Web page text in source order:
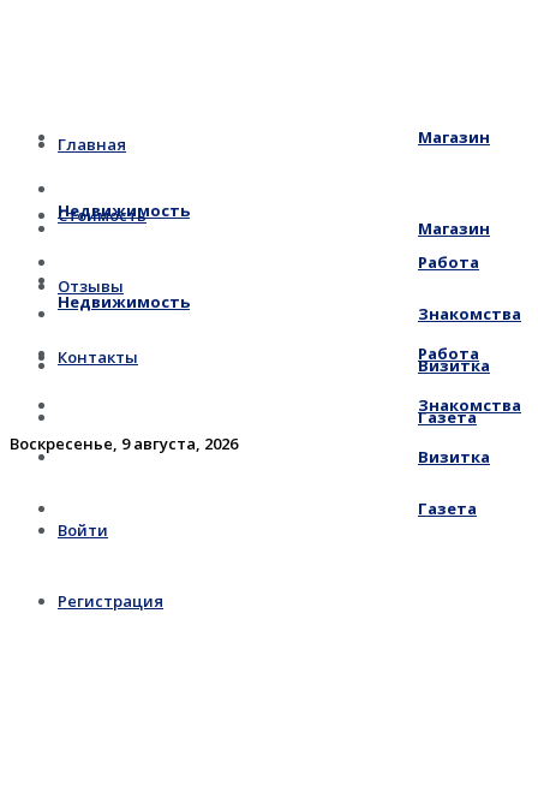
Главная
Стоимость
Отзывы
Контакты
Воскресенье, 9 августа, 2026
Войти
Регистрация
Магазин
Недвижимость
Работа
Знакомства
Визитка
Газета
Магазин
Недвижимость
Работа
Знакомства
Визитка
Газета